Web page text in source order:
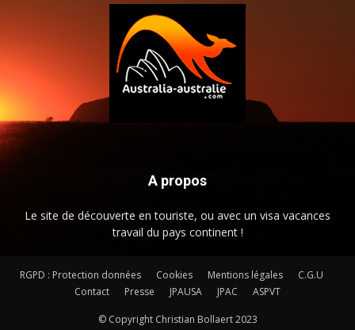
A propos
Le site de découverte en touriste, ou avec un visa vacances
travail du pays continent !
RGPD : Protection données Cookies Mentions légales
C.G.U
Contact
Presse JPAUSA JPAC ASPVT
© Copyright Christian Bollaert 2023